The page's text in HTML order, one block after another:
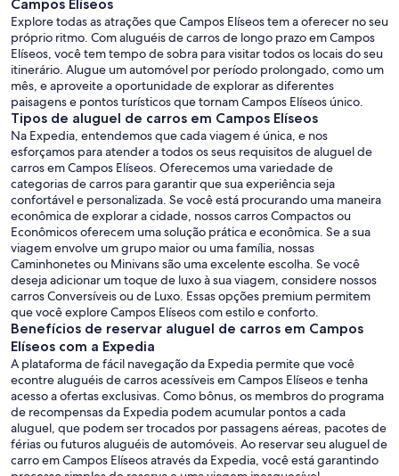
Campos Elíseos
Explore todas as atrações que Campos Elíseos tem a oferecer no seu
próprio ritmo. Com aluguéis de carros de longo prazo em Campos
Elíseos, você tem tempo de sobra para visitar todos os locais do seu
itinerário. Alugue um automóvel por período prolongado, como um
mês, e aproveite a oportunidade de explorar as diferentes
paisagens e pontos turísticos que tornam Campos Elíseos único.
Tipos de aluguel de carros em Campos Elíseos
Na Expedia, entendemos que cada viagem é única, e nos
esforçamos para atender a todos os seus requisitos de aluguel de
carros em Campos Elíseos. Oferecemos uma variedade de
categorias de carros para garantir que sua experiência seja
confortável e personalizada. Se você está procurando uma maneira
econômica de explorar a cidade, nossos carros Compactos ou
Econômicos oferecem uma solução prática e econômica. Se a sua
viagem envolve um grupo maior ou uma família, nossas
Caminhonetes ou Minivans são uma excelente escolha. Se você
deseja adicionar um toque de luxo à sua viagem, considere nossos
carros Conversíveis ou de Luxo. Essas opções premium permitem
que você explore Campos Elíseos com estilo e conforto.
Benefícios de reservar aluguel de carros em Campos
Elíseos com a Expedia
A plataforma de fácil navegação da Expedia permite que você
econtre aluguéis de carros acessíveis em Campos Elíseos e tenha
acesso a ofertas exclusivas. Como bônus, os membros do programa
de recompensas da Expedia podem acumular pontos a cada
aluguel, que podem ser trocados por passagens aéreas, pacotes de
férias ou futuros aluguéis de automóveis. Ao reservar seu aluguel de
carro em Campos Elíseos através da Expedia, você está garantindo